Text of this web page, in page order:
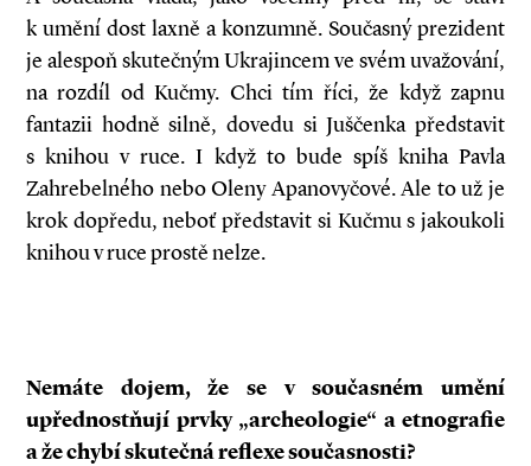
k umění dost laxně a konzumně. Současný prezident
je alespoň skutečným Ukrajincem ve svém uvažování,
na rozdíl od Kučmy. Chci tím říci, že když zapnu
fantazii hodně silně, dovedu si Juščenka představit
s knihou v ruce. I když to bude spíš kniha Pavla
Zahrebelného nebo Oleny Apanovyčové. Ale to už je
krok dopředu, neboť představit si Kučmu s jakoukoli
knihou v ruce prostě nelze.
Nemáte dojem, že se v
současném umění
upřednostňují prvky „archeologie“ a etnografie
aže chybí skutečná reflexe současnosti?